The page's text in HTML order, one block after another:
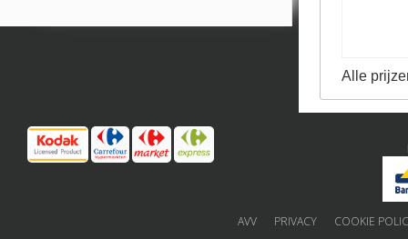
Alle
AVV PRIVACY COOKIE